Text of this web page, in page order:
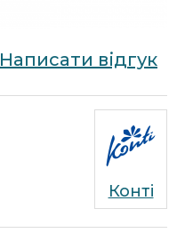
Написати відгук
Конті